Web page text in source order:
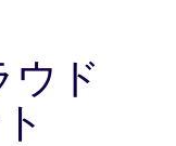
ウド